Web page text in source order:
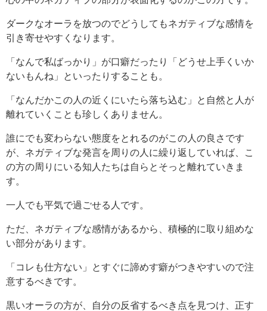
ダークなオーラを放つのでどうしてもネガティブな感情を
引き寄せやすくなります。
「なんで私ばっかり」が口癖だったり「どうせ上手くいか
ないもんね」といったりすることも。
「なんだかこの人の近くにいたら落ち込む」と自然と人が
離れていくことも珍しくありません。
誰にでも変わらない態度をとれるのがこの人の良さです
が、ネガティブな発言を周りの人に繰り返していれば、こ
の方の周りにいる知人たちは自らとそっと離れていきま
す。
一人でも平気で過ごせる人です。
ただ、ネガティブな感情があるから、積極的に取り組めな
い部分があります。
「コレも仕方ない」とすぐに諦めす癖がつきやすいので注
意するべきです。
黒いオーラの方が、自分の反省するべき点を見つけ、正す